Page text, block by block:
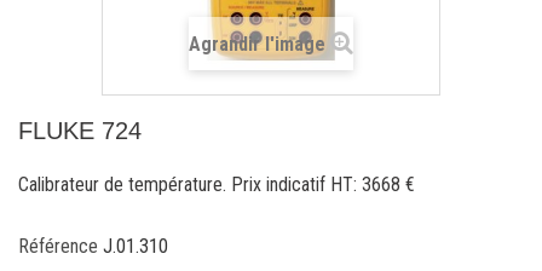
Agrandir l'image
FLUKE 724
Calibrateur de température. Prix indicatif HT: 3668 €
Référence J.01.310